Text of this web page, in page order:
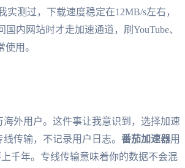
测过，下载速度稳定在12MB/s左右，
内网站时才走加速通道，刷YouTube、
用。
外用户。这件事让我意识到，选择加速
传输，不记录用户日志。 番茄加速器用
千年。专线传输意味着你的数据不会混